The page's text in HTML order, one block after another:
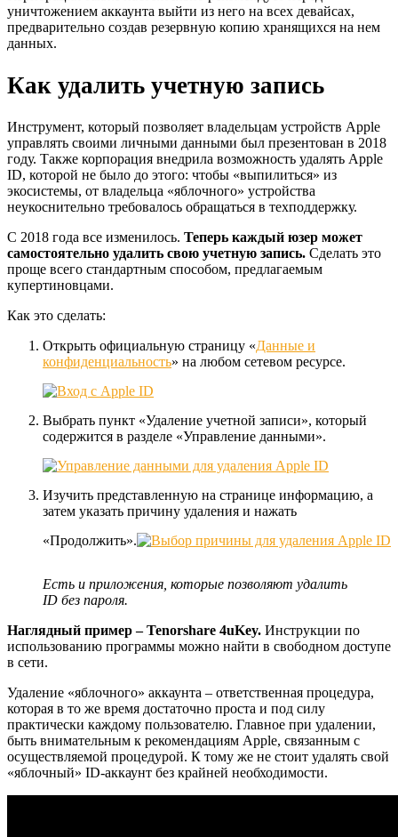
уничтожением аккаунта выйти из него на всех девайсах,
предварительно создав резервную копию хранящихся на нем
данных.
Как удалить учетную запись
Инструмент, который позволяет владельцам устройств Apple
управлять своими личными данными был презентован в 2018
году. Также корпорация внедрила возможность удалять Apple
ID, которой не было до этого: чтобы «выпилиться» из
экосистемы, от владельца «яблочного» устройства
неукоснительно требовалось обращаться в техподдержку.
С 2018 года все изменилось. Теперь каждый юзер может
самостоятельно удалить свою учетную запись. Сделать это
проще всего стандартным способом, предлагаемым
купертиновцами.
Как это сделать:
Открыть официальную страницу «Данные и
конфиденциальность» на любом сетевом ресурсе.
Выбрать пункт «Удаление учетной записи», который
содержится в разделе «Управление данными».
Изучить представленную на странице информацию, а
затем указать причину удаления и нажать
«Продолжить».
Есть и приложения, которые позволяют удалить
ID без пароля.
Наглядный пример – Tenorshare 4uKey. Инструкции по
использованию программы можно найти в свободном доступе
в сети.
Удаление «яблочного» аккаунта – ответственная процедура,
которая в то же время достаточно проста и под силу
практически каждому пользователю. Главное при удалении,
быть внимательным к рекомендациям Apple, связанным с
осуществляемой процедурой. К тому же не стоит удалять свой
«яблочный» ID-аккаунт без крайней необходимости.